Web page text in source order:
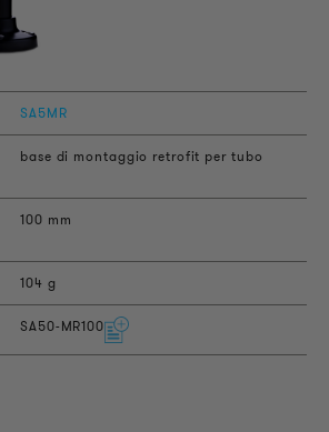
SA5MR
base di montaggio retrofit per tubo
100 mm
104 g
SA50-MR100